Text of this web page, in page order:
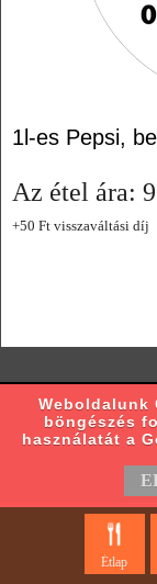
1l-es Pepsi,
Az étel ára:
+50 Ft visszaváltási díj
Étlap
Weboldalunk
böngészés
használatát a